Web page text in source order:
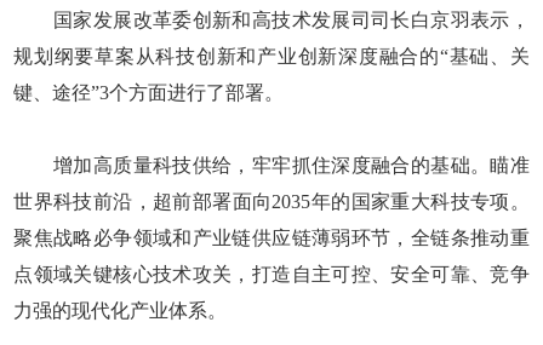
国家发展改革委创新和高技术发展司司长白京羽表示，
规划纲要草案从科技创新和产业创新深度融合的“基础、关
键、途径”3个方面进行了部署。
增加高质量科技供给，牢牢抓住深度融合的基础。瞄准
世界科技前沿，超前部署面向2035年的国家重大科技专项。
聚焦战略必争领域和产业链供应链薄弱环节，全链条推动重
点领域关键核心技术攻关，打造自主可控、安全可靠、竞争
力强的现代化产业体系。